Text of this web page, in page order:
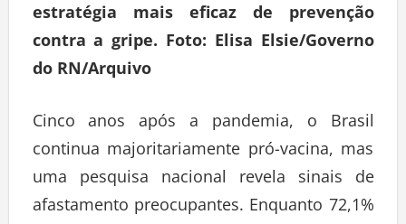
estratégia mais eficaz de prevenção
contra a gripe. Foto: Elisa Elsie/Governo
do RN/Arquivo
Cinco anos após a pandemia, o Brasil
continua majoritariamente pró-vacina, mas
uma pesquisa nacional revela sinais de
afastamento preocupantes. Enquanto 72,1%